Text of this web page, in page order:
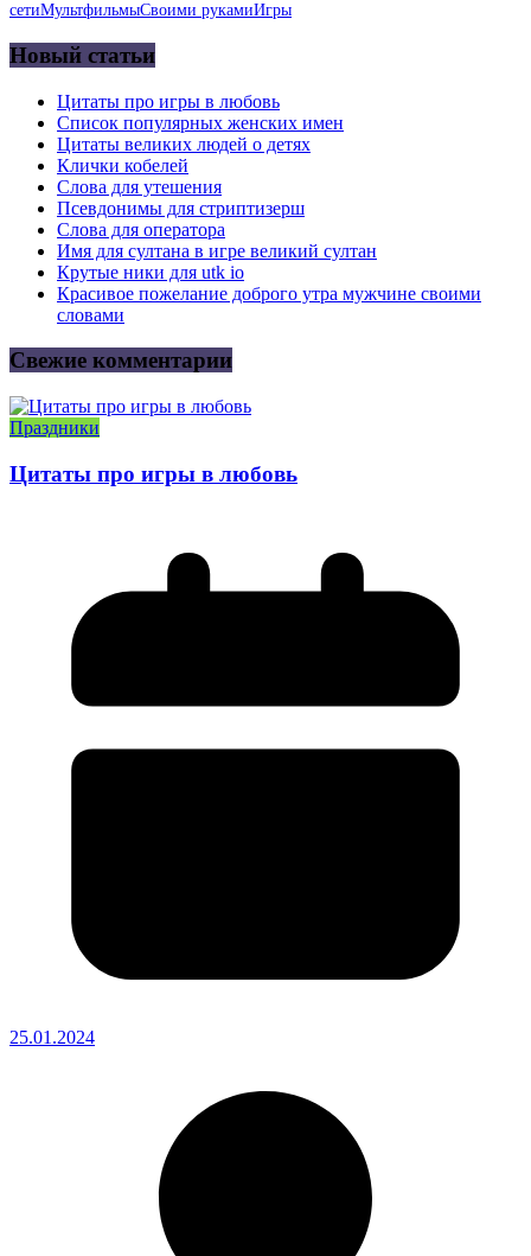
сетиМультфильмыСвоими рукамиИгры
Новый статьи
Цитаты про игры в любовь
Список популярных женских имен
Цитаты великих людей о детях
Клички кобелей
Слова для утешения
Псевдонимы для стриптизерш
Слова для оператора
Имя для султана в игре великий султан
Крутые ники для utk io
Красивое пожелание доброго утра мужчине своими
словами
Свежие комментарии
Праздники
Цитаты про игры в любовь
25.01.2024